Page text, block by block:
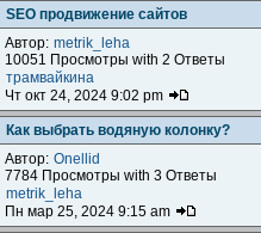
SEO продвижение сайтов
Автор: metrik_leha
10051 Просмотры with 2 Ответы
трамвайкина
Чт окт 24, 2024 9:02 pm
Как выбрать водяную колонку?
Автор: Onellid
7784 Просмотры with 3 Ответы
metrik_leha
Пн мар 25, 2024 9:15 am